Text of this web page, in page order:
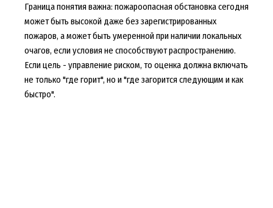
Граница понятия важна: пожароопасная обстановка сегодня
может быть высокой даже без зарегистрированных
пожаров, а может быть умеренной при наличии локальных
очагов, если условия не способствуют распространению.
Если цель - управление риском, то оценка должна включать
не только "где горит", но и "где загорится следующим и как
быстро".